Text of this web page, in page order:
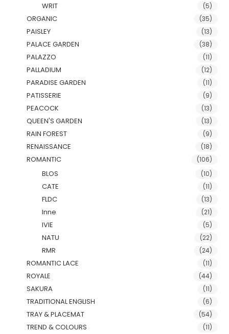
WRIT (5)
ORGANIC (35)
PAISLEY (13)
PALACE GARDEN (38)
PALAZZO (11)
PALLADIUM (12)
PARADISE GARDEN (11)
PATISSERIE (9)
PEACOCK (13)
QUEEN'S GARDEN (13)
RAIN FOREST (9)
RENAISSANCE (18)
ROMANTIC (106)
BLOS (10)
CATE (11)
FLDC (13)
Inne (21)
IVIE (5)
NATU (22)
RMR (24)
ROMANTIC LACE (11)
ROYALE (44)
SAKURA (11)
TRADITIONAL ENGLISH (6)
TRAY & PLACEMAT (54)
TREND & COLOURS (11)